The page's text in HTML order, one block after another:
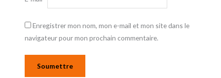
Enregistrer mon nom, mon e-mail et mon site dans le
navigateur pour mon prochain commentaire.